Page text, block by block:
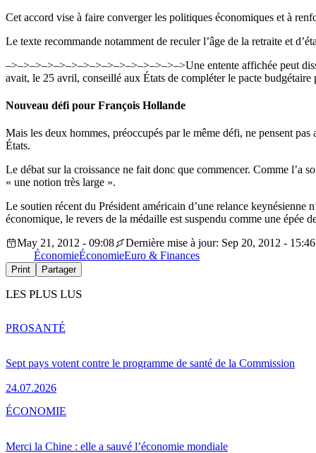
Cet accord vise à faire converger les politiques économiques et à
Le texte recommande notamment de reculer l’âge de la retraite et
–>–>–>–>–>–>–>–>–>–>–>–>–>–>–>Une entente affichée peut
avait, le 25 avril, conseillé aux États de compléter le pacte
Nouveau défi pour François Hollande
Mais les deux hommes, préoccupés par le même défi, ne pensent
États.
Le débat sur la croissance ne fait donc que commencer. Comme l’a
« une notion très large ».
Le soutien récent du Président américain d’une relance keynésienne
économique, le revers de la médaille est suspendu comme une épée
May 21, 2012 - 09:08
Dernière mise à jour: Sep 20, 2012 - 15:46
ÉconomieÉconomieEuro & Finances
Print Partager
LES PLUS LUS
Sept pays votent contre le programme de santé de la Commission
24.07.2026
PROSANTÉ
Merci la Chine : elle a sauvé l’économie mondiale
ÉCONOMIE